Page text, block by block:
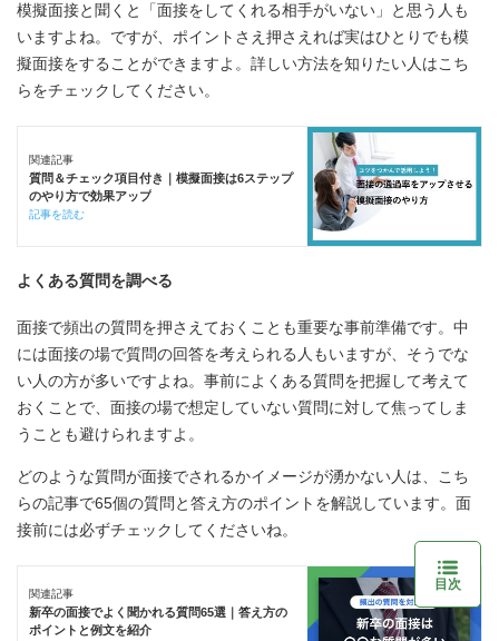
模擬面接と聞くと「面接をしてくれる相手がいない」と思う人も
いますよね。ですが、ポイントさえ押さえれば実はひとりでも模
擬面接をすることができますよ。詳しい方法を知りたい人はこち
らをチェックしてください。
関連記事
質問＆チェック項目付き｜模擬面接は6ステップ
のやり方で効果アップ
記事を読む
よくある質問を調べる
面接で頻出の質問を押さえておくことも重要な事前準備です。中
には面接の場で質問の回答を考えられる人もいますが、そうでな
い人の方が多いですよね。事前によくある質問を把握して考えて
おくことで、面接の場で想定していない質問に対して焦ってしま
うことも避けられますよ。
どのような質問が面接でされるかイメージが湧かない人は、こち
らの記事で65個の質問と答え方のポイントを解説しています。面
接前には必ずチェックしてくださいね。
関連記事
新卒の面接でよく聞かれる質問65選｜答え方の
ポイントと例文を紹介
目次